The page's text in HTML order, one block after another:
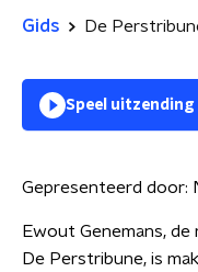
Gids
Speel uitzending
Gepresenteerd door:
Ewout Genemans,
De Perstribune, is